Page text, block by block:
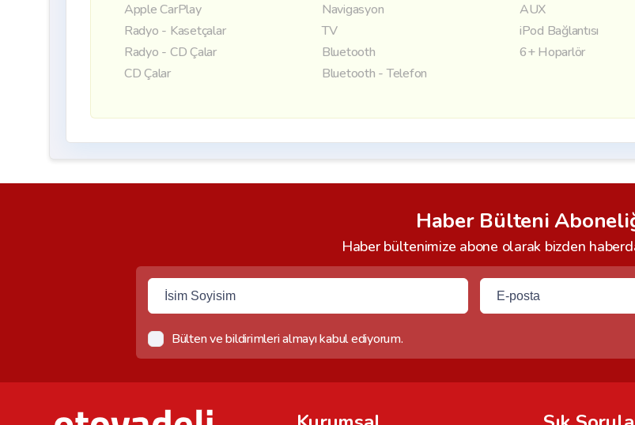
Apple CarPlay
Navigasyon AUX
Radyo - Kasetçalar
TV iPod Bağlantısı
Radyo - CD Çalar
Bluetooth 6+ Hoparlör
CD Çalar
Bluetooth - Telefon
Haber Bülteni
Haber bültenimize abone olarak bizden
Bülten ve bildirimleri almayı kabul ediyorum.